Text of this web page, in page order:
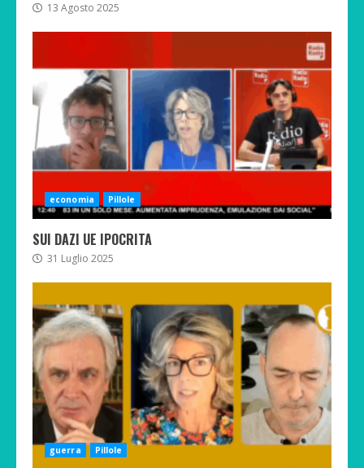
13 Agosto 2025
economia Pillole
SUI DAZI UE IPOCRITA
31 Luglio 2025
guerra Pillole